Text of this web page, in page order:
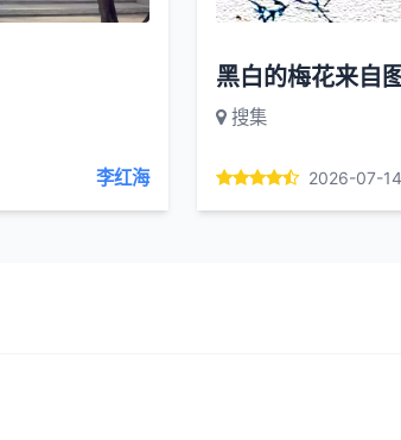
李红海
黑白的梅花来自
搜集
2026-07-14